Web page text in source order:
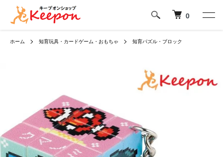
0
ホーム 知育玩具・カードゲーム・おもちゃ 知育パズル・ブロック